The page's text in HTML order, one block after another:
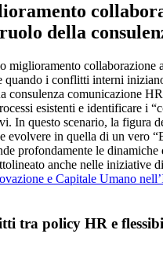
della
miglioramento collaborazione
quando i conflitti interni
consulenza comunicazione
esistenti e identificare i
In questo scenario, la figura
evolvere in quella di un vero
profondamente le dinamiche
anche nelle iniziative di
e Capitale Umano
tra policy HR e